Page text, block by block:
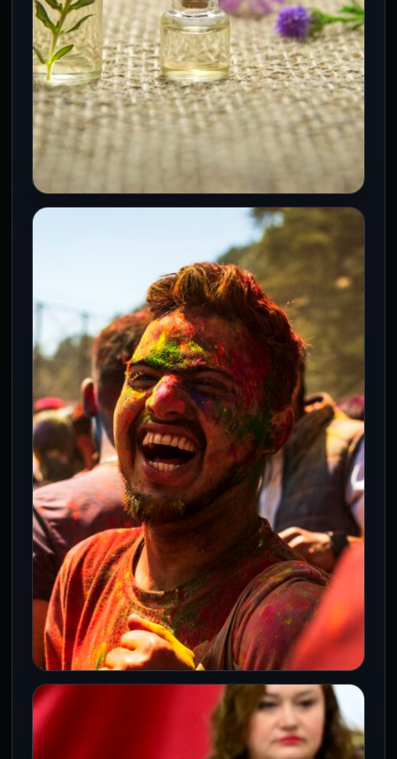
Aromaterapia para la ansiedad:
beneficios, aceites y cuidados
La aromaterapia puede ayudar a relajarse,
pero no sustituye terapia, diagnóstico ni
tratamiento profesional.
Cómo aumentar dopamina y
felicidad de forma sana